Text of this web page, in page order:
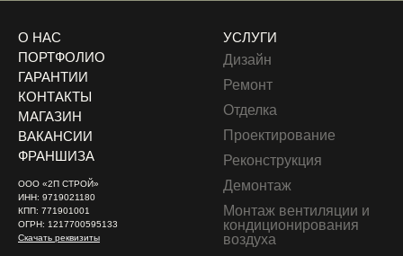
О НАС
ПОРТФОЛИО
ГАРАНТИИ
КОНТАКТЫ
МАГАЗИН
ВАКАНСИИ
ФРАНШИЗА
ООО «2П СТРОЙ»
ИНН: 9719021180
КПП: 771901001
ОГРН: 1217700595133
Скачать реквизиты
УСЛУГИ
Дизайн
Ремонт
Отделка
Проектирование
Реконструкция
Демонтаж
Монтаж вентиляции и
кондиционирования
воздуха